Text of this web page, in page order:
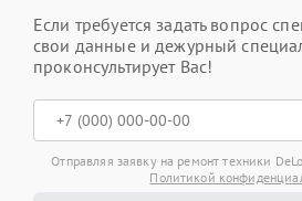
Если требуется задать вопрос
свои данные и дежурный
проконсультирует Вас!
Отправляя заявку на ремонт техники
Политикой